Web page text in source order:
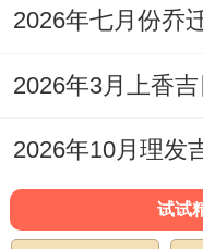
抓住机遇，顺利
四，乙巳年己丑
命，建除十二神
照拂;寓意福寿安
2026年10月理发
试试